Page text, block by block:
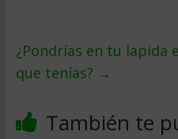
¿Pondrías en tu lapida
que tenías? →
También te